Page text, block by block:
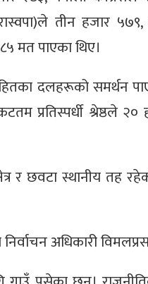
तीन हजार ५७९,
मत पाएका थिए।
दलहरूको समर्थन
प्रतिस्पर्धी श्रेष्ठले
र छवटा स्थानीय तह
अधिकारी